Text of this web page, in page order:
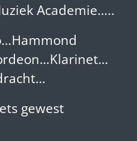
Academie…..
gewest